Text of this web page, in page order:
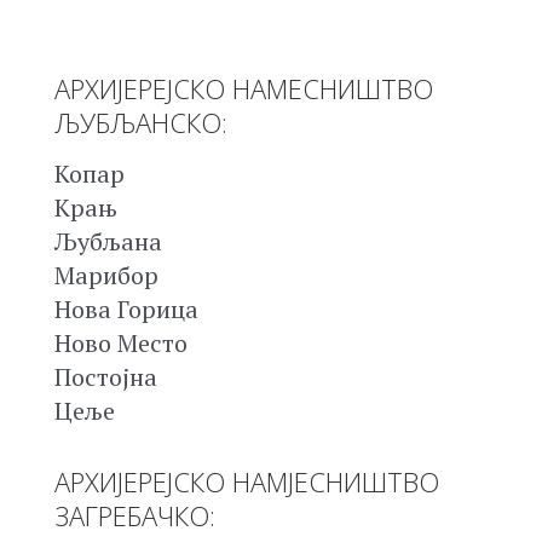
АРХИЈЕРЕЈСКО НАМЕСНИШТВО
ЉУБЉАНСКО:
Копар
Крањ
Љубљана
Марибор
Нова Горица
Ново Место
Постојна
Цеље
АРХИЈЕРЕЈСКО НАМЈЕСНИШТВО
ЗАГРЕБАЧКО: